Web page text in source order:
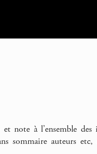
note à l’ensemble
sommaire auteurs